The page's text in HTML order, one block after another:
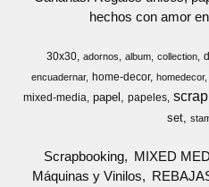
hechos con amor
30x30 adornos album collection
encuadernar
home-decor homedecor
mixed-media papel papeles scrap
set
Scrapbooking MIXED
Máquinas y Vinilos